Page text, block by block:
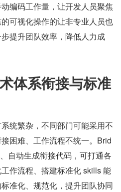
编码工作量，让开发人员聚焦
可视化操作的让非专业人员也
提升团队效率，降低人力成
体系衔接与标准
统繁杂，不同部门可能采用不
困难、工作流程不统一。Brid
自动生成衔接代码，可打通各
作流程、搭建标准化 skills 能
准化、规范化，提升团队协同